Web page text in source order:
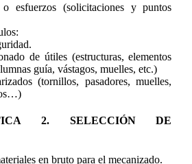
esfuerzos (solicitaciones y puntos
de útiles (estructuras, elementos
guía, vástagos, muelles, etc.)
(tornillos, pasadores, muelles,
2. SELECCIÓN DE
en bruto para el mecanizado.